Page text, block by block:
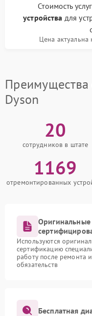
Стоимость
устройства для
Цена
Преимущества
Dyson
20
сотрудников в штате
1169
отремонтированных
Оригинальные
Используются
сертификацию
работу после ремонта
обязательств
Бесплатная